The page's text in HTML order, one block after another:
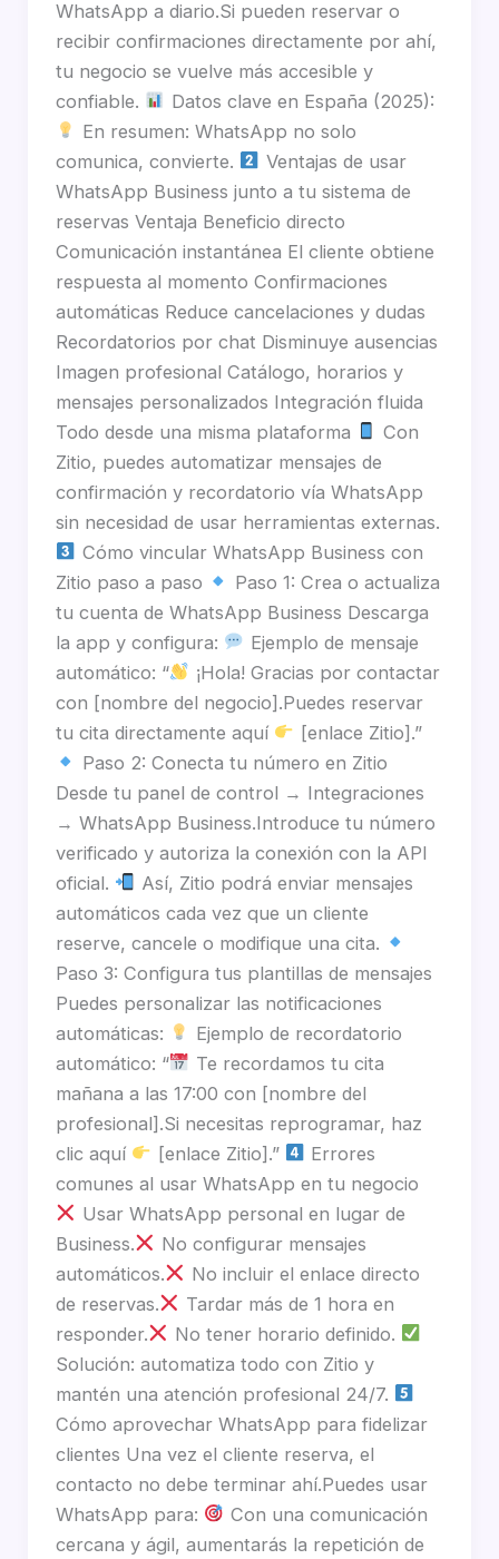
WhatsApp a diario.Si pueden reservar o
recibir confirmaciones directamente por ahí,
tu negocio se vuelve más accesible y
confiable.
Datos clave en España (2025):
En resumen: WhatsApp no solo
comunica, convierte.
Ventajas de usar
WhatsApp Business junto a tu sistema de
reservas Ventaja Beneficio directo
Comunicación instantánea El cliente obtiene
respuesta al momento Confirmaciones
automáticas Reduce cancelaciones y dudas
Recordatorios por chat Disminuye ausencias
Imagen profesional Catálogo, horarios y
mensajes personalizados Integración fluida
Todo desde una misma plataforma
Con
Zitio, puedes automatizar mensajes de
confirmación y recordatorio vía WhatsApp
sin necesidad de usar herramientas externas.
Cómo vincular WhatsApp Business con
Zitio paso a paso
Paso 1: Crea o actualiza
tu cuenta de WhatsApp Business Descarga
la app y configura:
Ejemplo de mensaje
automático: “
¡Hola! Gracias por contactar
con [nombre del negocio].Puedes reservar
tu cita directamente aquí
[enlace Zitio].”
Paso 2: Conecta tu número en Zitio
Desde tu panel de control → Integraciones
→ WhatsApp Business.Introduce tu número
verificado y autoriza la conexión con la API
oficial.
Así, Zitio podrá enviar mensajes
automáticos cada vez que un cliente
reserve, cancele o modifique una cita.
Paso 3: Configura tus plantillas de mensajes
Puedes personalizar las notificaciones
automáticas:
Ejemplo de recordatorio
automático: “
Te recordamos tu cita
mañana a las 17:00 con [nombre del
profesional].Si necesitas reprogramar, haz
clic aquí
[enlace Zitio].”
Errores
comunes al usar WhatsApp en tu negocio
Usar WhatsApp personal en lugar de
Business.
No configurar mensajes
automáticos.
No incluir el enlace directo
de reservas.
Tardar más de 1 hora en
responder.
No tener horario definido.
Solución: automatiza todo con Zitio y
mantén una atención profesional 24/7.
Cómo aprovechar WhatsApp para fidelizar
clientes Una vez el cliente reserva, el
contacto no debe terminar ahí.Puedes usar
WhatsApp para:
Con una comunicación
cercana y ágil, aumentarás la repetición de